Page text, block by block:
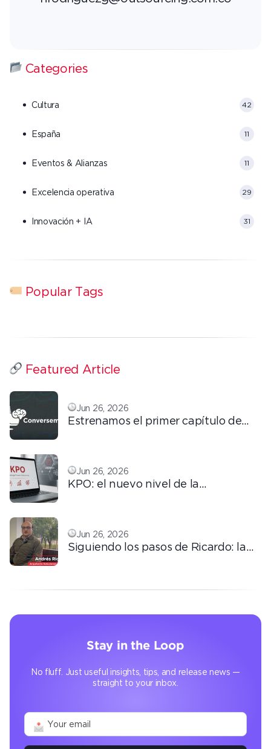
Categories
Cultura 42
España 11
Eventos & Alianzas 11
Excelencia operativa 29
Innovación + IA 31
Popular Tags
Featured Article
Jun 26, 2026
Estrenamos el primer capítulo de
Jun 26, 2026
KPO: el nuevo nivel de la
Jun 26, 2026
Siguiendo los pasos de Ricardo: la
Stay in the Loop
No fluff. Just useful insights, tips, and release news —
straight to your inbox.